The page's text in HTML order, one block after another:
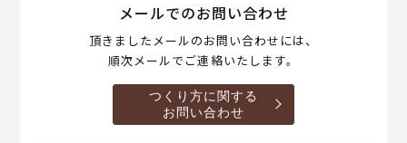
メールでのお問い合わせ
頂きましたメールのお問い合わせには、
順次メールでご連絡いたします。
つくり方に関する
お問い合わせ